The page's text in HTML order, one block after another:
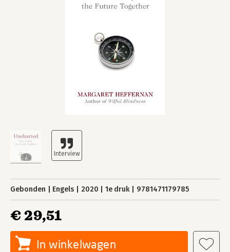
Gebonden Engels 2020 1e druk 9781471179785
€ 29,51
In winkelwagen